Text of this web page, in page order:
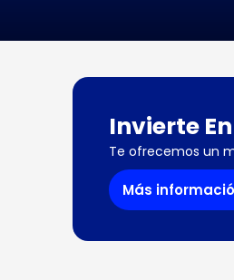
Invierte
Te ofrecemos un
Más